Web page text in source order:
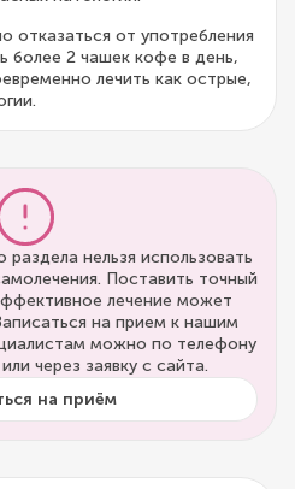
отказаться от употребления
более 2 чашек кофе в день,
лечить как острые,
нельзя использовать
Поставить точный
лечение может
на прием к нашим
можно по телефону
или через заявку с сайта.
на приём